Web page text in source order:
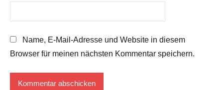
Name, E-Mail-Adresse und Website in diesem
Browser für meinen nächsten Kommentar speichern.